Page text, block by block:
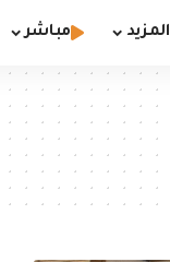
المزيد مباشر